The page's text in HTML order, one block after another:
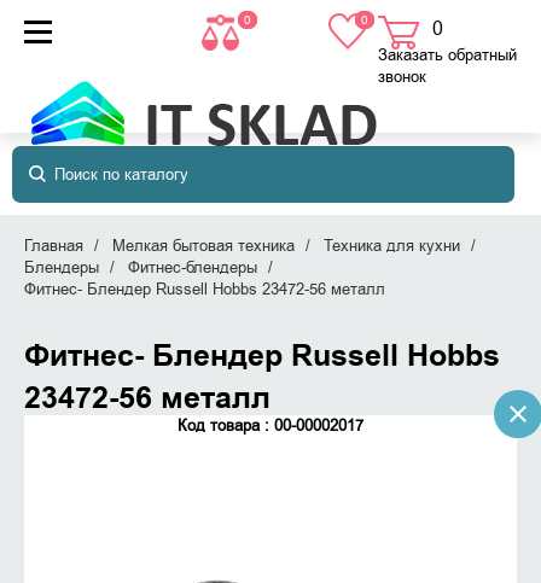
0 0 0
в корзине
Заказать обратный
звонок
Главная Мелкая бытовая техника
Техника для кухни
Блендеры
Фитнес-блендеры
Фитнес- Блендер Russell Hobbs 23472-56 металл
Фитнес- Блендер Russell Hobbs
23472-56 металл
Код товара : 00-00002017